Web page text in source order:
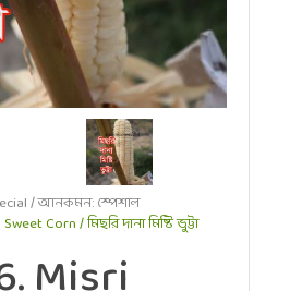
/ আনকমন: স্পেশাল
Corn / মিছরি দানা মিষ্টি ভুট্টা